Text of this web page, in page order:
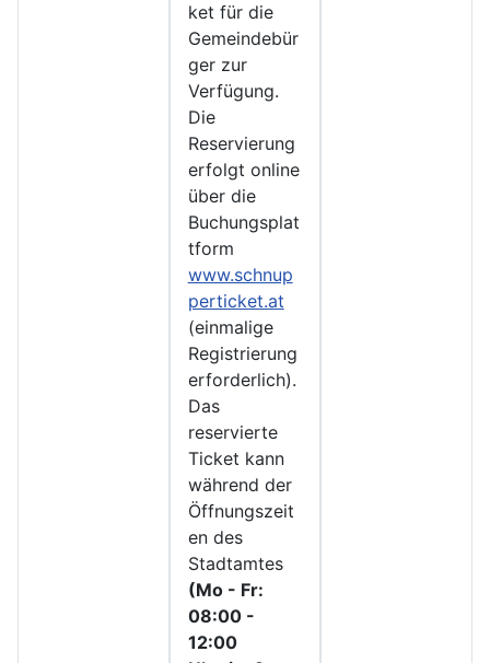
ket für die
Gemeindebür
ger zur
Verfügung.
Die
Reservierung
erfolgt online
über die
Buchungsplat
tform
www.schnup
perticket.at
(einmalige
Registrierung
erforderlich).
Das
reservierte
Ticket kann
während der
Öffnungszeit
en des
Stadtamtes
(Mo - Fr:
08:00 -
12:00